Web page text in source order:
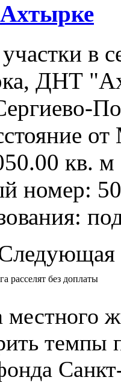
в
ДНТ
кв.
номер:
расселят без доплаты
местного
темпы